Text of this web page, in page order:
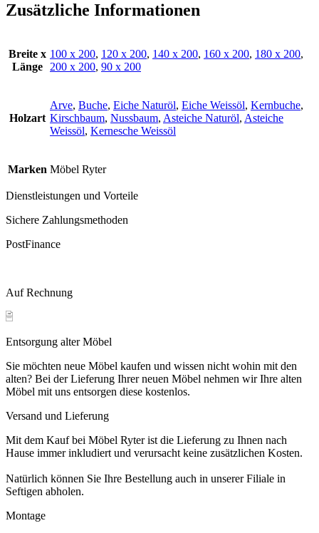
Zusätzliche Informationen
Breite x
Länge
100 x 200, 120 x 200, 140 x 200, 160 x 200, 180 x 200,
200 x 200, 90 x 200
Holzart
Arve, Buche, Eiche Naturöl, Eiche Weissöl, Kernbuche,
Kirschbaum, Nussbaum, Asteiche Naturöl, Asteiche
Weissöl, Kernesche Weissöl
Marken Möbel Ryter
Dienstleistungen und Vorteile
Sichere Zahlungsmethoden
PostFinance
Auf Rechnung
Entsorgung alter Möbel
Sie möchten neue Möbel kaufen und wissen nicht wohin mit den
alten? Bei der Lieferung Ihrer neuen Möbel nehmen wir Ihre alten
Möbel mit uns entsorgen diese kostenlos.
Versand und Lieferung
Mit dem Kauf bei Möbel Ryter ist die Lieferung zu Ihnen nach
Hause immer inkludiert und verursacht keine zusätzlichen Kosten.
Natürlich können Sie Ihre Bestellung auch in unserer Filiale in
Seftigen abholen.
Montage